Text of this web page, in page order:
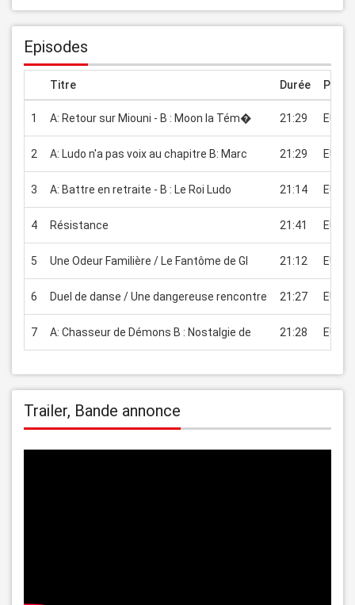
Episodes
Titre Durée Prix
1 A: Retour sur Miouni - B : Moon la Tém� 21:29 EUR
2 A: Ludo n'a pas voix au chapitre B: Marc 21:29 EUR
3 A: Battre en retraite - B : Le Roi Ludo 21:14 EUR
4 Résistance 21:41 EUR
5 Une Odeur Familière / Le Fantôme de Gl 21:12 EUR
6 Duel de danse / Une dangereuse rencontre 21:27 EUR
7 A: Chasseur de Démons B : Nostalgie de 21:28 EUR
Trailer, Bande annonce